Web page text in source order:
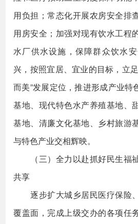
用负担；常态化开展农房安全排
用房安全；加强对现有饮水工程
水厂供水设施，保障群众饮水
兴，按照宜居、宜业的目标，立
而美”发展定位，推进形成产业特
基地、现代特色水产养殖基地、
基地、清廉文化基地、乡村旅游
与特色产业交相辉映。
（三）全力以赴抓好民生福
共享
逐步扩大城乡居民医疗保险
覆盖面，完成上级交办的各项任